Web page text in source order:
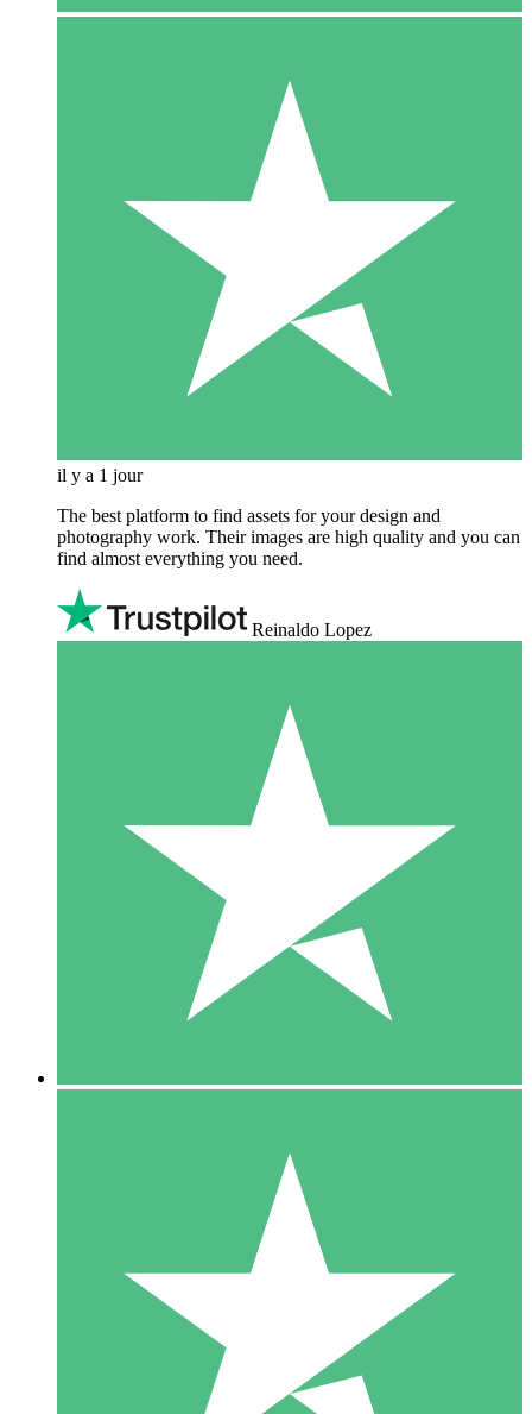
il y a 1 jour
The best platform to find assets for your design and
photography work. Their images are high quality and you can
find almost everything you need.
Reinaldo Lopez